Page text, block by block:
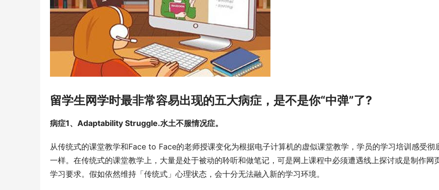
留学生网学时最非常容易出现的五大病症，是不是你“中弹”了?
病症1、Adaptability Struggle.水土不服情况症。
从传统式的课堂教学和Face to Face的老师授课变化为根据电子计算机的虚似课堂教学，学员的学习培训感受彻
一样。在传统式的课堂教学上，大量是处于被动的聆听和做笔记，可是网上课程中必须遭遇线上探讨或是制作网
学习要求。假如依然维持「传统式」心理状态，会十分无法融入新的学习环境。